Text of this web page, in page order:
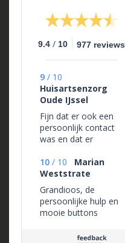
9.4 / 10 977 reviews
9 / 10
Huisartsenzorg
Oude IJssel
Fijn dat er ook een
persoonlijk contact
was en dat er
is.
10 / 10
Marian
Weststrate
Grandioos, de
persoonlijke hulp en
mooie buttons